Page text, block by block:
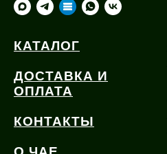
КАТАЛОГ
ДОСТАВКА И
ОПЛАТА
КОНТАКТЫ